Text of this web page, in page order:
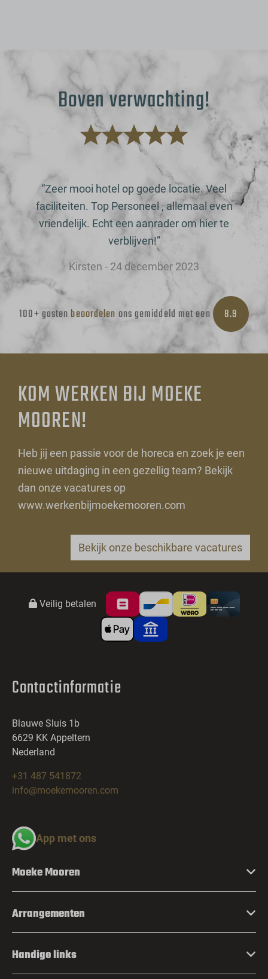
Boven verwachting!
“Zeer mooi hotel op goede locatie. Veel
faciliteiten. Top Personeel , allemaal even
vriendelijk. Echt een aanrader om hier te
verblijven!”
Kirsten - 24 december 2023
100+ gastenbeoordelen ons gemiddeld met een 8.9
KOM WERKEN BIJ MOEKE
MOOREN!
Heb jij een passie voor de horeca en zoek je een
nieuwe uitdaging in een gezellig team? Bekijk
dan onze vacatures op
www.werkenbijmoekemooren.com
Bekijk onze beschikbare vacatures
Veilig betalen
Contactinformatie
Blauwe Sluis 1b
6629 KK Appeltern
Nederland
+31 487 541872
info@moekemooren.com
App met ons
Moeke Mooren
Arrangementen
Handige links